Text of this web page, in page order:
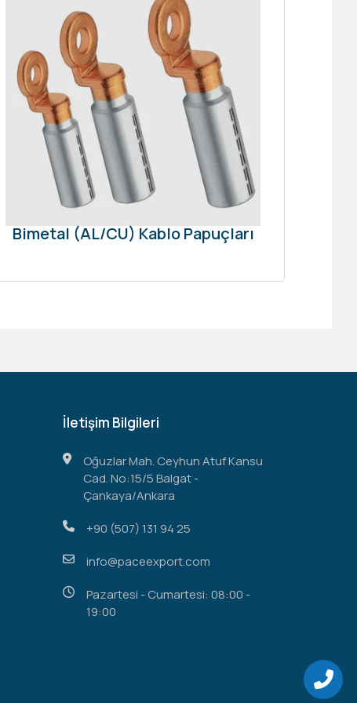
Bimetal (AL/CU) Kablo Papuçları
İletişim Bilgileri
Oğuzlar Mah. Ceyhun Atuf Kansu
Cad. No:15/5 Balgat -
Çankaya/Ankara
+90 (507) 131 94 25
info@paceexport.com
Pazartesi - Cumartesi: 08:00 -
19:00